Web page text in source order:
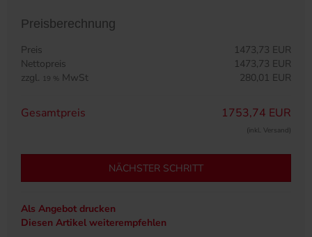
Preisberechnung
Preis
1473,73 EUR
Nettopreis
1473,73 EUR
zzgl. 19 % MwSt 280,01 EUR
Gesamtpreis 1753,74 EUR
(inkl. Versand)
NÄCHSTER SCHRITT
Als Angebot drucken
Diesen Artikel weiterempfehlen